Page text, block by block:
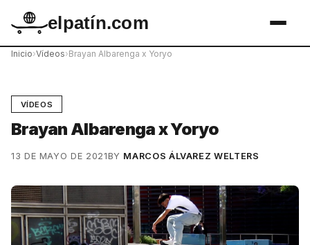
elpatín.com
Inicio›Vídeos›Brayan Albarenga x Yoryo
VÍDEOS
Brayan Albarenga x Yoryo
13 DE MAYO DE 2021BY MARCOS ÁLVAREZ WELTERS